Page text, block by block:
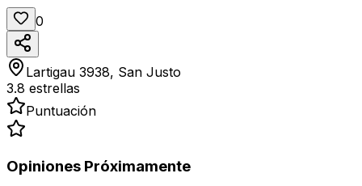
0
Lartigau 3938, San Justo
3.8 estrellas
Puntuación
Opiniones Próximamente